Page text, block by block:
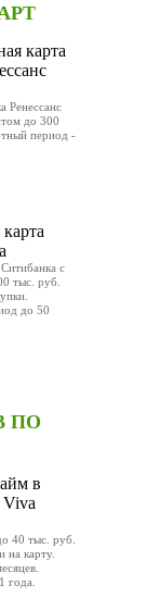
Ренессанс
до 300
период -
с
тыс. руб.
до 50
ПО
40 тыс. руб.
на карту.
года.